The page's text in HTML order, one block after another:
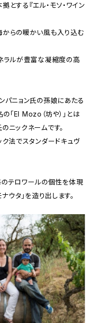
する『エル・モソ・ワイン
らの暖かい風も入り込む
ラルが豊富な凝縮度の高
パニョン氏の孫娘にあたる
の「El Mozo（坊や）」とは
ニックネームです。
ク法でスタンダードキュヴ
テロワールの個性を体現
ウタ」を造り出します。